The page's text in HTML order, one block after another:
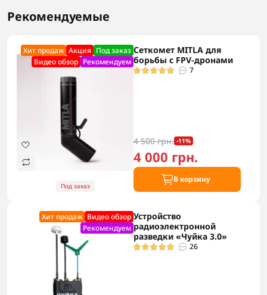
Рекомендуемые
Хит продаж Акция Под заказ
Видео обзор Рекомендуем
Под заказ
Сеткомет MITLA для
борьбы с FPV-дронами
7
4 500 грн. -11%
4 000 грн.
В корзину
Хит продаж Видео обзор
Рекомендуем
Устройство
радиоэлектронной
разведки «Чуйка 3.0»
26